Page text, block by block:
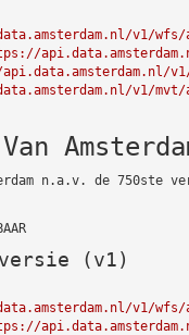
v1/
v1/
n.a.v. de 750ste
versie (v1)
v1/wfs/